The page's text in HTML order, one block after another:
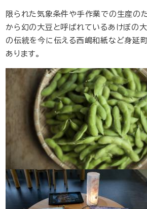
限られた気象条件や手作業での生産の
から幻の大豆と呼ばれているあけぼの
の伝統を今に伝える西嶋和紙など身延
あります。